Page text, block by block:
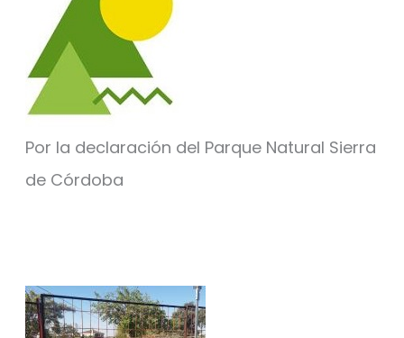
Por la declaración del Parque Natural Sierra
de Córdoba